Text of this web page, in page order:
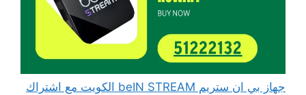
جهاز بي ان ستريم beIN STREAM الكويت مع اشتراك